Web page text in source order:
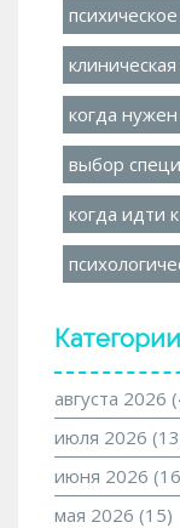
когда
выбор
когда идти
Категории
августа 2026
июля 2026
июня 2026
мая 2026 (15)